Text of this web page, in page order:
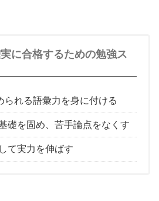
に合格するための勉強ス
られる語彙力を身に付ける
礎を固め、苦手論点をなくす
て実力を伸ばす